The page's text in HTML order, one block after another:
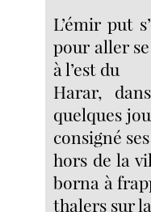
L’émir put
pour aller
à l’est du
Harar,
quelques
consigné
hors de la
borna à
thalers sur la